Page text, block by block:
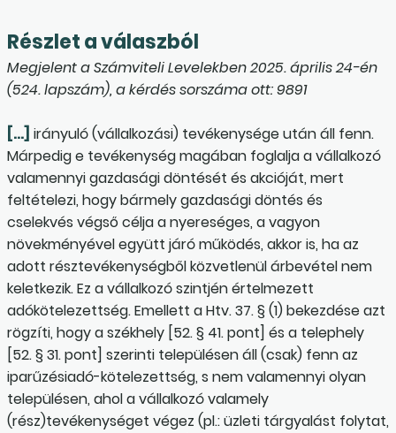
Részlet a válaszból
Megjelent a Számviteli Levelekben 2025. április 24-én
(524. lapszám), a kérdés sorszáma ott: 9891
[…] irányuló (vállalkozási) tevékenysége után áll fenn.
Márpedig e tevékenység magában foglalja a vállalkozó
valamennyi gazdasági döntését és akcióját, mert
feltételezi, hogy bármely gazdasági döntés és
cselekvés végső célja a nyereséges, a vagyon
növekményével együtt járó működés, akkor is, ha az
adott résztevékenységből közvetlenül árbevétel nem
keletkezik. Ez a vállalkozó szintjén értelmezett
adókötelezettség. Emellett a Htv. 37. § (1) bekezdése azt
rögzíti, hogy a székhely [52. § 41. pont] és a telephely
[52. § 31. pont] szerinti településen áll (csak) fenn az
iparűzésiadó-kötelezettség, s nem valamennyi olyan
településen, ahol a vállalkozó valamely
(rész)tevékenységet végez (pl.: üzleti tárgyalást folytat,